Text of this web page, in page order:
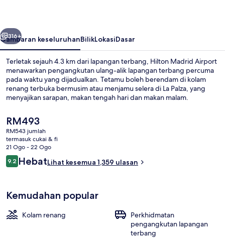
Seterusnya
316+
Gambaran keseluruhanBilikLokasiDasar
Terletak sejauh 4.3 km dari lapangan terbang, Hilton Madrid Airport
menawarkan pengangkutan ulang-alik lapangan terbang percuma
pada waktu yang dijadualkan. Tetamu boleh berendam di kolam
renang terbuka bermusim atau menjamu selera di La Palza, yang
menyajikan sarapan, makan tengah hari dan makan malam.
sorotan lain. Pengembara lain memuji tentang kakitangan dan
sarapan. Hartanah ini terletak berdekatan dengan pengangkutan
awam: jarak Stesen Alameda de Osuna ialah 12 minit sahaja.
Harga
semasa
ialah
RM493
RM493
RM543 jumlah
termasuk cukai & fi
21 Ogo - 22 Ogo
Ulasan
9.29.2 daripada 10
HebatLihat kesemua 1,359 ulasan
Kemudahan popular
Kolam renang
Perkhidmatan
pengangkutan lapangan
terbang